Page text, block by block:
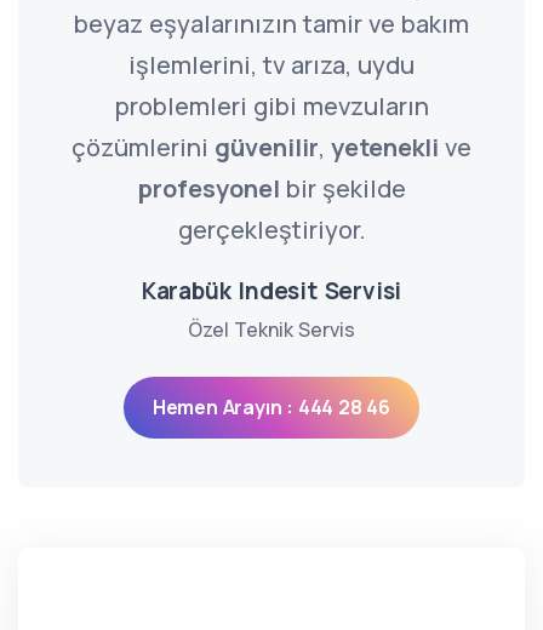
beyaz eşyalarınızın tamir ve bakım
işlemlerini, tv arıza, uydu
problemleri gibi mevzuların
çözümlerini güvenilir, yetenekli ve
profesyonel bir şekilde
gerçekleştiriyor.
Karabük Indesit Servisi
Özel Teknik Servis
Hemen Arayın : 444 28 46